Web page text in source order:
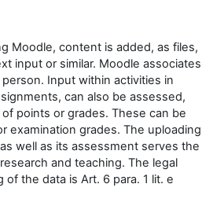
Moodle, content is added, as files,
input or similar. Moodle associates
Input within activities in
can also be assessed,
points or grades. These can be
examination grades. The uploading
well as its assessment serves the
and teaching. The legal
the data is Art. 6 para. 1 lit. e